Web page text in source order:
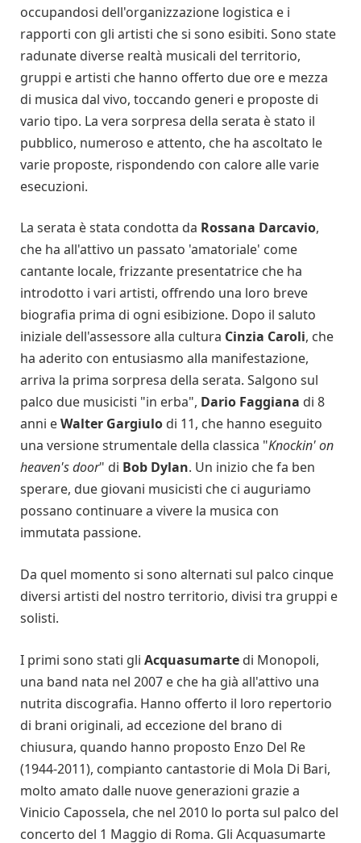
occupandosi dell'organizzazione logistica e i
rapporti con gli artisti che si sono esibiti. Sono state
radunate diverse realtà musicali del territorio,
gruppi e artisti che hanno offerto due ore e mezza
di musica dal vivo, toccando generi e proposte di
vario tipo. La vera sorpresa della serata è stato il
pubblico, numeroso e attento, che ha ascoltato le
varie proposte, rispondendo con calore alle varie
esecuzioni.
La serata è stata condotta da Rossana Darcavio,
che ha all'attivo un passato 'amatoriale' come
cantante locale, frizzante presentatrice che ha
introdotto i vari artisti, offrendo una loro breve
biografia prima di ogni esibizione. Dopo il saluto
iniziale dell'assessore alla cultura Cinzia Caroli, che
ha aderito con entusiasmo alla manifestazione,
arriva la prima sorpresa della serata. Salgono sul
palco due musicisti "in erba", Dario Faggiana di 8
anni eWalter Gargiulo di 11, che hanno eseguito
una versione strumentale della classica "Knockin' on
heaven's door" di Bob Dylan. Un inizio che fa ben
sperare, due giovani musicisti che ci auguriamo
possano continuare a vivere la musica con
immutata passione.
Da quel momento si sono alternati sul palco cinque
diversi artisti del nostro territorio, divisi tra gruppi e
solisti.
I primi sono stati gli Acquasumarte di Monopoli,
una band nata nel 2007 e che ha già all'attivo una
nutrita discografia. Hanno offerto il loro repertorio
di brani originali, ad eccezione del brano di
chiusura, quando hanno proposto Enzo Del Re
(1944-2011), compianto cantastorie di Mola Di Bari,
molto amato dalle nuove generazioni grazie a
Vinicio Capossela, che nel 2010 lo porta sul palco del
concerto del 1 Maggio di Roma. Gli Acquasumarte